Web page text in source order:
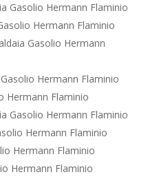
Gasolio Hermann Flaminio
Hermann Flaminio
Gasolio Hermann
Hermann Flaminio
Hermann Flaminio
Gasolio Hermann Flaminio
Hermann Flaminio
Hermann Flaminio
Hermann Flaminio